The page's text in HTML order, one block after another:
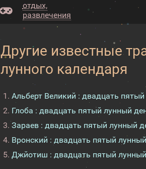
отдых,
развлечения
Другие известные
лунного календаря
Альберт Великий : двадцать
Глоба : двадцать пятый лунный
Зараев : двадцать пятый лунный
Вронский : двадцать пятый
Джйотиш : двадцать пятый